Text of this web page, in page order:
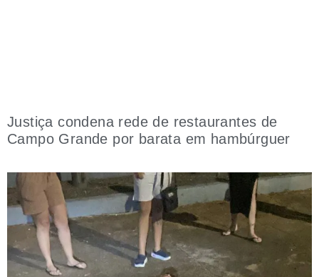
Justiça condena rede de restaurantes de
Campo Grande por barata em hambúrguer